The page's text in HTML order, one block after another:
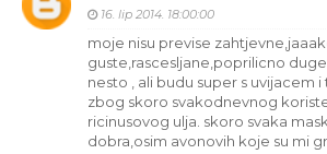
16. lip 2014. 18:00:00
moje nisu previse
guste,rascesljane,poprilicno duge
nesto , ali budu super s uvijacem
zbog skoro svakodnevnog
ricinusovog ulja. skoro svaka
dobra,osim avonovih koje su mi